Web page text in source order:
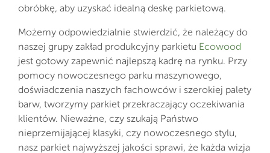
obróbkę, aby uzyskać idealną deskę parkietową.
Możemy odpowiedzialnie stwierdzić, że należący do
naszej grupy zakład produkcyjny parkietu Ecowood
jest gotowy zapewnić najlepszą kadrę na rynku. Przy
pomocy nowoczesnego parku maszynowego,
doświadczenia naszych fachowców i szerokiej palety
barw, tworzymy parkiet przekraczający oczekiwania
klientów. Nieważne, czy szukają Państwo
nieprzemijającej klasyki, czy nowoczesnego stylu,
nasz parkiet najwyższej jakości sprawi, że każda wizja